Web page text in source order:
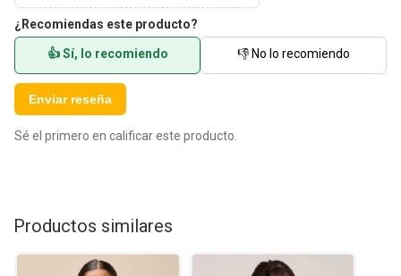
¿Recomiendas este producto?
👍 Sí, lo recomiendo 👎 No lo recomiendo
Enviar reseña
Sé el primero en calificar este producto.
Productos similares